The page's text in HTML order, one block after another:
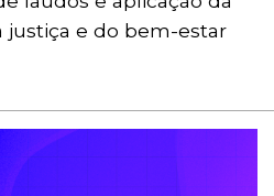
justiça e do bem-estar